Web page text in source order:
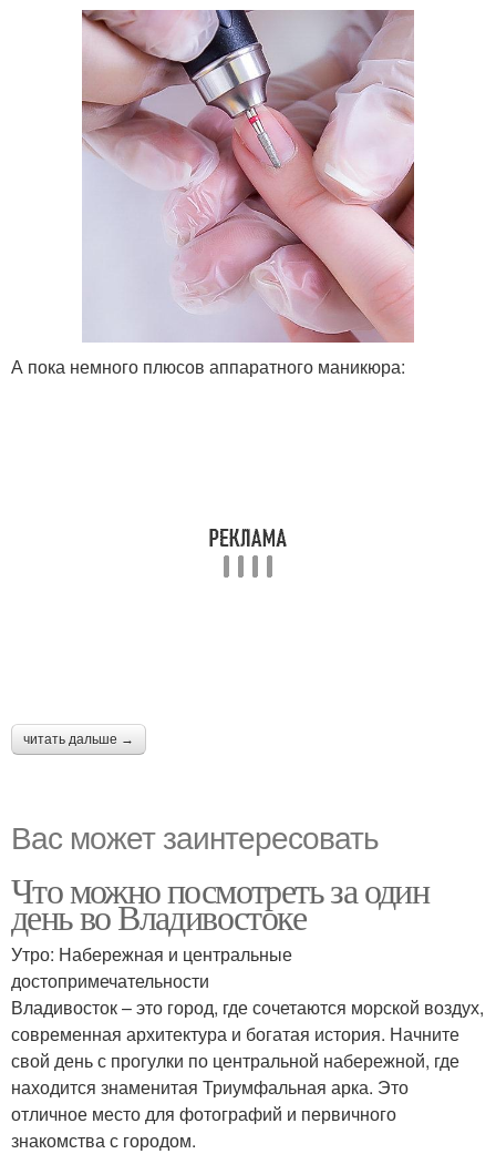
А пока немного плюсов аппаратного маникюра:
читать дальше →
Вас может заинтересовать
Что можно посмотреть за один
день во Владивостоке
Утро: Набережная и центральные
достопримечательности
Владивосток – это город, где сочетаются морской воздух,
современная архитектура и богатая история. Начните
свой день с прогулки по центральной набережной, где
находится знаменитая Триумфальная арка. Это
отличное место для фотографий и первичного
знакомства с городом.